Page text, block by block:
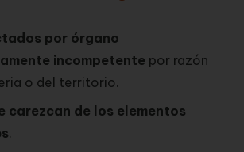
por órgano
incompetente por razón
o del territorio.
carezcan de los elementos
.